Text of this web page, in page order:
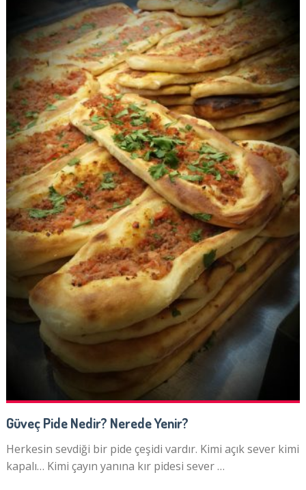
Güveç Pide Nedir? Nerede Yenir?
Herkesin sevdiği bir pide çeşidi vardır. Kimi açık sever kimi
kapalı… Kimi çayın yanına kır pidesi sever …